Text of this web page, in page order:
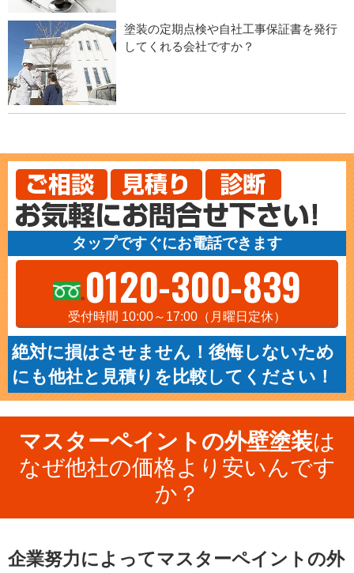
塗装の定期点検や自社工事保証書を発行
してくれる会社ですか？
タップですぐにお電話できます
0120-300-839
受付時間 10:00～17:00（月曜日定休）
絶対に損はさせません！後悔しないため
にも他社と見積りを比較してください！
マスターペイントの外壁塗装は
なぜ他社の価格より安いんです
か？
企業努力によってマスターペイントの外